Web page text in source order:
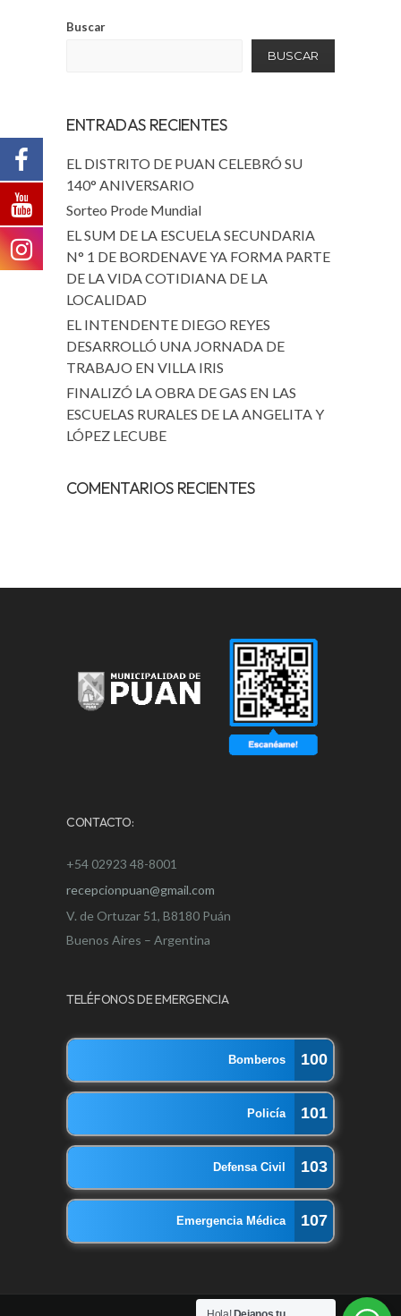
Buscar
BUSCAR
ENTRADAS RECIENTES
EL DISTRITO DE PUAN CELEBRÓ SU
140° ANIVERSARIO
Sorteo Prode Mundial
EL SUM DE LA ESCUELA SECUNDARIA
N° 1 DE BORDENAVE YA FORMA PARTE
DE LA VIDA COTIDIANA DE LA
LOCALIDAD
EL INTENDENTE DIEGO REYES
DESARROLLÓ UNA JORNADA DE
TRABAJO EN VILLA IRIS
FINALIZÓ LA OBRA DE GAS EN LAS
ESCUELAS RURALES DE LA ANGELITA Y
LÓPEZ LECUBE
COMENTARIOS RECIENTES
CONTACTO:
+54 02923 48-8001
recepcionpuan@gmail.com
V. de Ortuzar 51, B8180 Puán
Buenos Aires – Argentina
TELÉFONOS DE EMERGENCIA
Bomberos 100
Policía 101
Defensa Civil 103
Emergencia Médica 107